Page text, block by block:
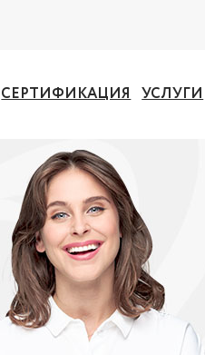
СЕРТИФИКАЦИЯ УСЛУГИ